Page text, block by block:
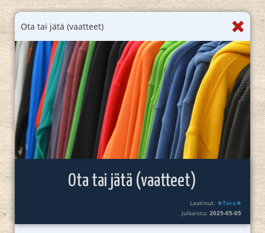
Ota tai jätä (vaatteet)
Ota tai jätä (vaatteet)
Laatinut:★Tora★
Julkaistu:2025-05-05